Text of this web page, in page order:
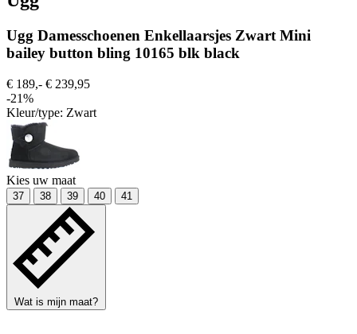
Ugg Damesschoenen Enkellaarsjes Zwart Mini
bailey button bling 10165 blk black
€ 189,- € 239,95
-21%
Kleur/type: Zwart
Kies uw maat
37 38 39 40 41
Wat is mijn maat?